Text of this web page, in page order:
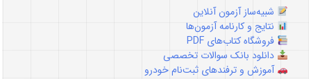
شبیه‌ساز آزمون آنلاین
نتایج و کارنامه آزمون‌ها
فروشگاه کتاب‌های PDF
دانلود بانک سوالات تخصصی
آموزش و ترفندهای ثبت‌نام خودرو